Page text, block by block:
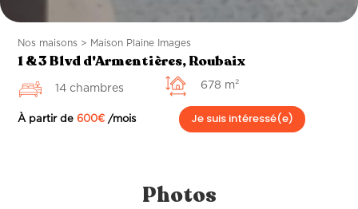
Nos maisons > Maison Plaine Images
1 & 3 Blvd d'Armentières, Roubaix
14 chambres 678 m²
À partir de600€ /mois Je suis intéressé(e)
Photos